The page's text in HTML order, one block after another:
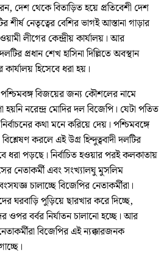
দেশ থেকে বিতাড়িত হয়ে প্রতিবেশী দেশ
নেতৃত্বের বেশির ভাগই আস্তানা গাড়ার
লীগের কেন্দ্রীয় কার্যালয়। আর
প্রধান শেখ হাসিনা দিল্লিতে অবস্থান
হিসেবে ধরা হয়।
বিজয়ের জন্য কৌশলের নামে
নরেন্দ্র মোদির দল বিজেপি। যেটা পতিত
কথা মনে করিয়ে দেয়। পশ্চিমবঙ্গে
করলে এই উগ্র হিন্দুত্ববাদী দলটির
ধরা পড়ছে। নির্বাচিত হওয়ার পরই কলকাতায়
নেতাকর্মী এবং সংখ্যালঘু মুসলিম
চালাচ্ছে বিজেপির নেতাকর্মীরা।
ঘরবাড়ি পুড়িয়ে ছারখার করে দিচ্ছে,
বর্বর নির্যাতন চালানো হচ্ছে। আর
বিজেপির এই ন্যক্কারজনক